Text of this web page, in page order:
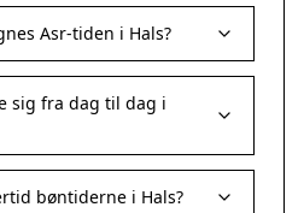
Asr-tiden i Hals?
sig fra dag til dag i
bøntiderne i Hals?